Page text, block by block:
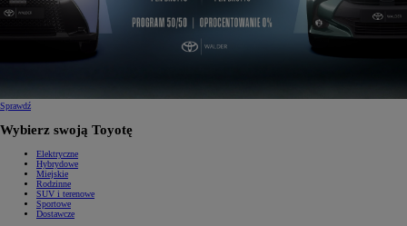
Sprawdź
Wybierz swoją Toyotę
Elektryczne
Hybrydowe
Miejskie
Rodzinne
SUV i terenowe
Sportowe
Dostawcze